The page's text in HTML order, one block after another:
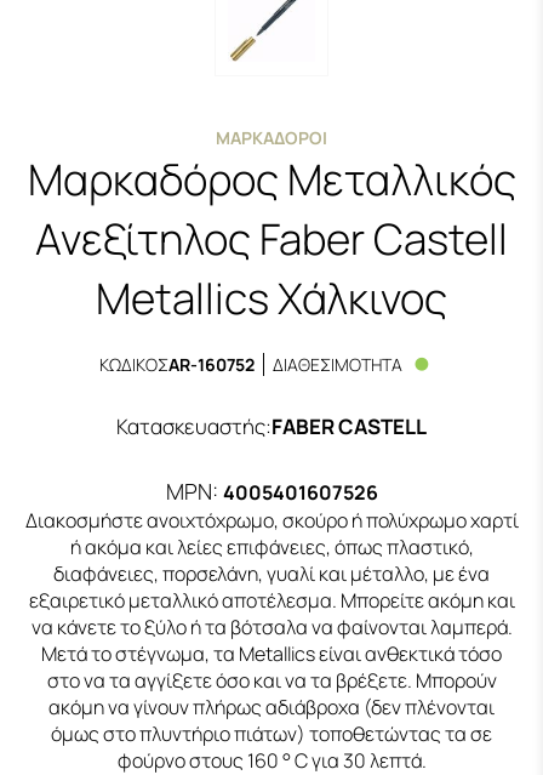
ΜΑΡΚΑΔΌΡΟΙ
Μαρκαδόρος Μεταλλικός
Ανεξίτηλος Faber Castell
Metallics Χάλκινος
ΚΩΔΙΚΟΣAR-160752 ΔΙΑΘΕΣΙΜΟΤΗΤΑ
Κατασκευαστής:FABER CASTELL
MPN: 4005401607526
Διακοσμήστε ανοιχτόχρωμο, σκούρο ή πολύχρωμο χαρτί
ή ακόμα και λείες επιφάνειες, όπως πλαστικό,
διαφάνειες, πορσελάνη, γυαλί και μέταλλο, με ένα
εξαιρετικό μεταλλικό αποτέλεσμα. Μπορείτε ακόμη και
να κάνετε το ξύλο ή τα βότσαλα να φαίνονται λαμπερά.
Μετά το στέγνωμα, τα Metallics είναι ανθεκτικά τόσο
στο να τα αγγίξετε όσο και να τα βρέξετε. Μπορούν
ακόμη να γίνουν πλήρως αδιάβροχα (δεν πλένονται
όμως στο πλυντήριο πιάτων) τοποθετώντας τα σε
φούρνο στους 160 ° C για 30 λεπτά.